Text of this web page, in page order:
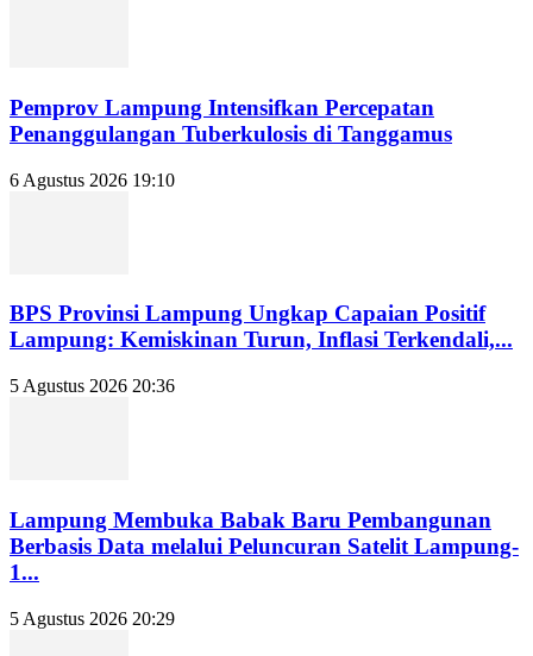
Pemprov Lampung Intensifkan Percepatan
Penanggulangan Tuberkulosis di Tanggamus
6 Agustus 2026 19:10
BPS Provinsi Lampung Ungkap Capaian Positif
Lampung: Kemiskinan Turun, Inflasi Terkendali,...
5 Agustus 2026 20:36
Lampung Membuka Babak Baru Pembangunan
Berbasis Data melalui Peluncuran Satelit Lampung-
1...
5 Agustus 2026 20:29